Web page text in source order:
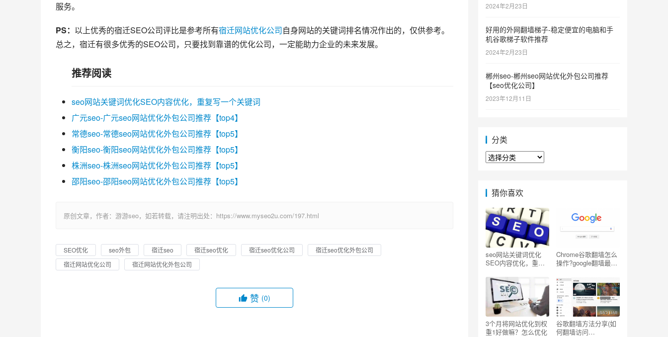
服务。
PS： 以上优秀的宿迁SEO公司评比是参考所有宿迁网站优化公司自身网站的关键词排名情况作出的，仅供参考。
总之，宿迁有很多优秀的SEO公司，只要找到靠谱的优化公司，一定能助力企业的未来发展。
推荐阅读
seo网站关键词优化SEO内容优化，重复写一个关键词
广元seo-广元seo网站优化外包公司推荐【top4】
常德seo-常德seo网站优化外包公司推荐【top5】
衡阳seo-衡阳seo网站优化外包公司推荐【top5】
株洲seo-株洲seo网站优化外包公司推荐【top5】
邵阳seo-邵阳seo网站优化外包公司推荐【top5】
原创文章，作者：游游seo，如若转载，请注明出处：https://www.myseo2u.com/197.html
SEO优化 seo外包 宿迁seo 宿迁seo优化 宿迁seo优化公司
宿迁seo优化外包公司
宿迁网站优化公司
宿迁网站优化外包公司
赞 (0)
2024年2月23日
好用的外网翻墙梯子-稳定便宜的电脑和手
机谷歌梯子软件推荐
2024年2月23日
郴州seo-郴州seo网站优化外包公司推荐
【seo优化公司】
2023年12月11日
分类
分
类
猜你喜欢
seo网站关键词优化
SEO内容优化，重复
Chrome谷歌翻墙怎么
操作?google翻墙最简
3个月将网站优化到权
重1好做嘛？怎么优化
谷歌翻墙方法分享(如
何翻墙访问